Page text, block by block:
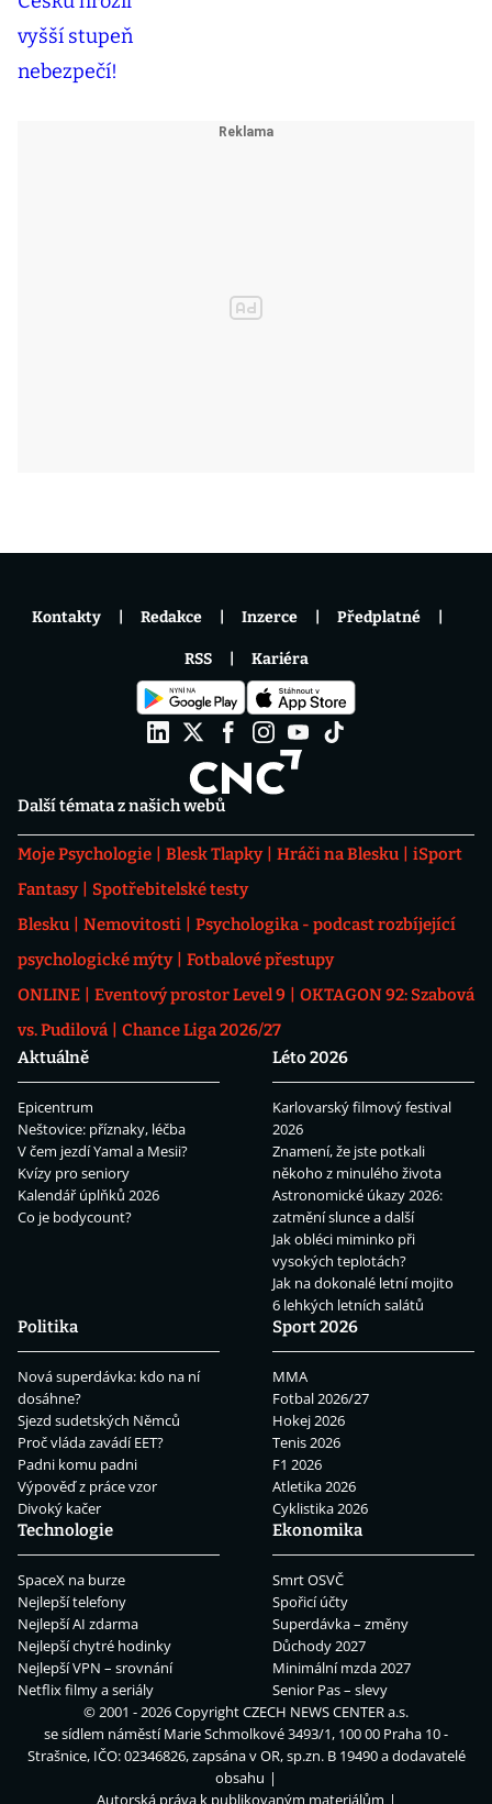
Další témata z našich webů
Moje Psychologie Blesk Tlapky Hráči na Blesku
iSport
Fantasy
Spotřebitelské testy
Blesku
Nemovitosti
Psychologika - podcast rozbíjející
psychologické mýty
Fotbalové přestupy
ONLINE
Eventový prostor Level 9
OKTAGON 92: Szabová
vs. Pudilová
Chance Liga 2026/27
Aktuálně
Epicentrum
Neštovice: příznaky, léčba
V čem jezdí Yamal a Mesii?
Kvízy pro seniory
Kalendář úplňků 2026
Co je bodycount?
Léto 2026
Karlovarský filmový festival
2026
Znamení, že jste potkali
někoho z minulého života
Astronomické úkazy 2026:
zatmění slunce a další
Jak obléci miminko při
vysokých teplotách?
Jak na dokonalé letní mojito
6 lehkých letních salátů
Politika
Nová superdávka: kdo na ní
dosáhne?
Sjezd sudetských Němců
Proč vláda zavádí EET?
Padni komu padni
Výpověď z práce vzor
Divoký kačer
Sport 2026
MMA
Fotbal 2026/27
Hokej 2026
Tenis 2026
F1 2026
Atletika 2026
Cyklistika 2026
Technologie
SpaceX na burze
Nejlepší telefony
Nejlepší AI zdarma
Nejlepší chytré hodinky
Nejlepší VPN – srovnání
Netflix filmy a seriály
Ekonomika
Smrt OSVČ
Spořicí účty
Superdávka – změny
Důchody 2027
Minimální mzda 2027
Senior Pas – slevy
Kontakty Redakce Inzerce Předplatné
RSS Kariéra
© 2001 - 2026 CopyrightCZECH NEWS CENTER a.s.
se sídlem náměstí Marie Schmolkové 3493/1, 100 00 Praha 10 -
Strašnice, IČO: 02346826, zapsána v OR, sp.zn. B 19490 a dodavatelé
obsahu
Autorská práva k publikovaným materiálům